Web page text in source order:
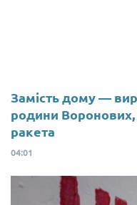
Замість дому —
родини Воронових,
ракета
04:01